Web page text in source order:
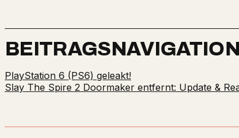
BEITRAGSNAVIGATION
PlayStation 6 (PS6) geleakt!
Slay The Spire 2 Doormaker entfernt: Update &